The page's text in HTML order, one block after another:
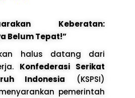
Keberatan:
Belum Tepat!”
halus datang dari
Konfederasi Serikat
Indonesia (KSPSI)
pemerintah